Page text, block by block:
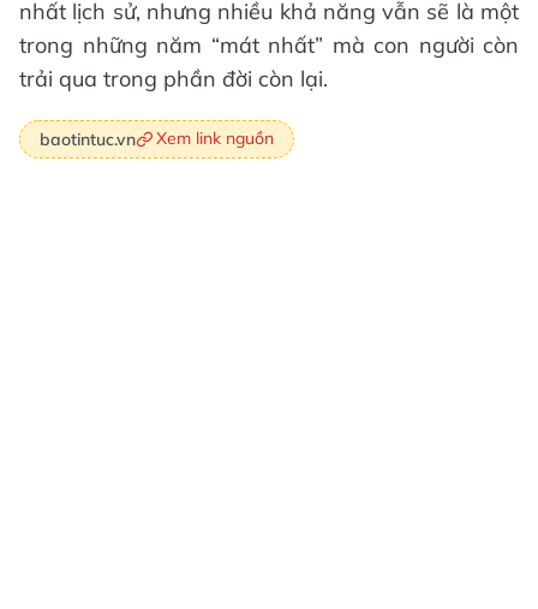
nhất lịch sử, nhưng nhiều khả năng vẫn sẽ là một
trong những năm “mát nhất” mà con người còn
trải qua trong phần đời còn lại.
baotintuc.vn Xem link nguồn